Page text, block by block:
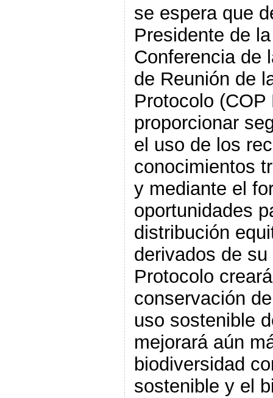
se espera que
Presidente de
Conferencia de
de Reunión de
Protocolo (COP
proporcionar
el uso de los
conocimientos
y mediante el
oportunidades
distribución
derivados de
Protocolo
conservación
uso sostenible
mejorará aún
biodiversidad
sostenible y el